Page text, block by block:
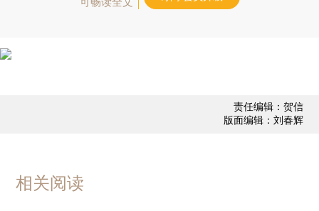
责任编辑：贺信
版面编辑：刘春辉
相关阅读